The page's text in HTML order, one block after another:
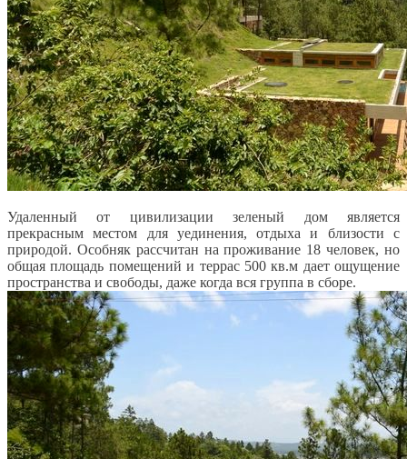
Удаленный от цивилизации зеленый дом является
прекрасным местом для уединения, отдыха и близости с
природой. Особняк рассчитан на проживание 18 человек, но
общая площадь помещений и террас 500 кв.м дает ощущение
пространства и свободы, даже когда вся группа в сборе.